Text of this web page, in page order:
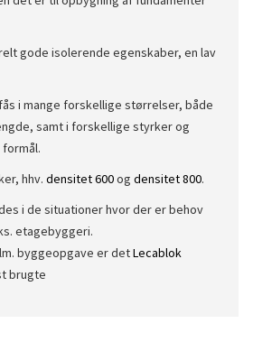
gode isolerende egenskaber, en lav
i mange forskellige størrelser, både
samt i forskellige styrker og
hhv. densitet 600og densitet 800.
i de situationer hvor der er behov
etagebyggeri.
byggeopgave er detLecablok
brugte